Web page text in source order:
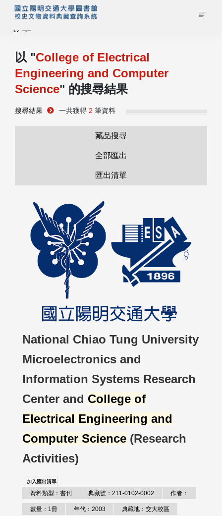
首頁
藏品查詢
校史館簡介
藏品清單全覽
以 "College of Electrical
Engineering and Computer
Science" 的搜尋結果
搜尋結果 一共獲得 2 筆資料
藏品搜尋
全部匯出
匯出清單
National Chiao Tung University
Microelectronics and
Information Systems Research
Center and College of
Electrical Engineering and
Computer Science (Research
Activities)
加入匯出清單
資料類型：書刊 典藏號：211-0102-0002 作者：
數量：1冊 年代：2003 典藏地：交大校區